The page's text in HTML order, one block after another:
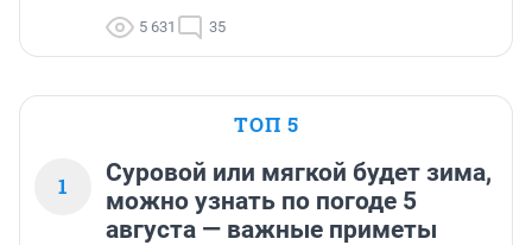
5 631 35
ТОП 5
1
Суровой или мягкой будет зима,
можно узнать по погоде 5
августа — важные приметы